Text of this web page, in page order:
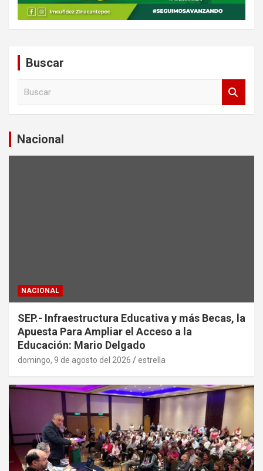
Buscar
a
r
Nacional
NACIONAL
SEP.- Infraestructura Educativa y más Becas, la
Apuesta Para Ampliar el Acceso a la
Educación: Mario Delgado
domingo, 9 de agosto del 2026 estrella